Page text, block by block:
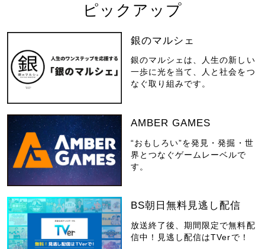
ピックアップ
銀のマルシェ
銀のマルシェは、人生の新しい
一歩に光を当て、人と社会をつ
なぐ取り組みです。
AMBER GAMES
“おもしろい”を発見・発掘・世
界とつなぐゲームレーベルで
す。
BS朝日無料見逃し配信
放送終了後、期間限定で無料配
信中！見逃し配信はTVerで！